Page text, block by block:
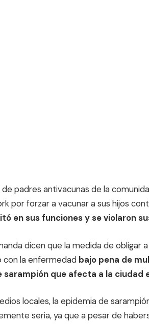
de padres antivacunas de la
por forzar a vacunar a sus hijos
en sus funciones y se violaron
dicen que la medida de obligar
la enfermedad bajo pena de
sarampión que afecta a la ciudad
locales, la epidemia de
seria, ya que a pesar de